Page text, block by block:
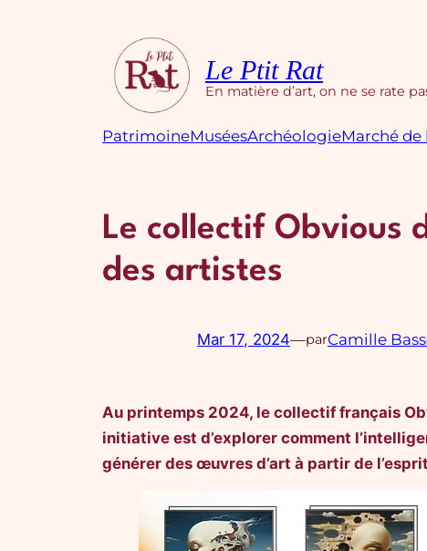
Le Ptit Rat
En matière d’art, on ne se rate
PatrimoineMuséesArchéologieMarché de
Le collectif Obvious
des artistes
Mar 17, 2024—parCamille
Au printemps 2024, le collectif français
initiative est d’explorer comment
générer des œuvres d’art à partir de